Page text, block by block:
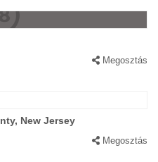
Megosztás
New Jersey
Megosztás